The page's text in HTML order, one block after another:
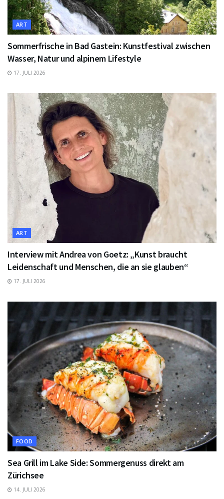
ART
Sommerfrische in Bad Gastein: Kunstfestival zwischen
Wasser, Natur und alpinem Lifestyle
17. JULI 2026
ART
Interview mit Andrea von Goetz: „Kunst braucht
Leidenschaft und Menschen, die an sie glauben“
17. JULI 2026
FOOD
Sea Grill im Lake Side: Sommergenuss direkt am
Zürichsee
14. JULI 2026